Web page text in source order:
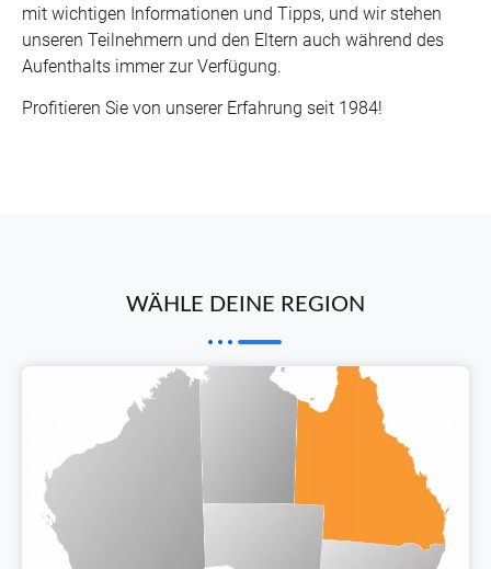
mit wichtigen Informationen und Tipps, und wir stehen
unseren Teilnehmern und den Eltern auch während des
Aufenthalts immer zur Verfügung.
Profitieren Sie von unserer Erfahrung seit 1984!
WÄHLE DEINE REGION